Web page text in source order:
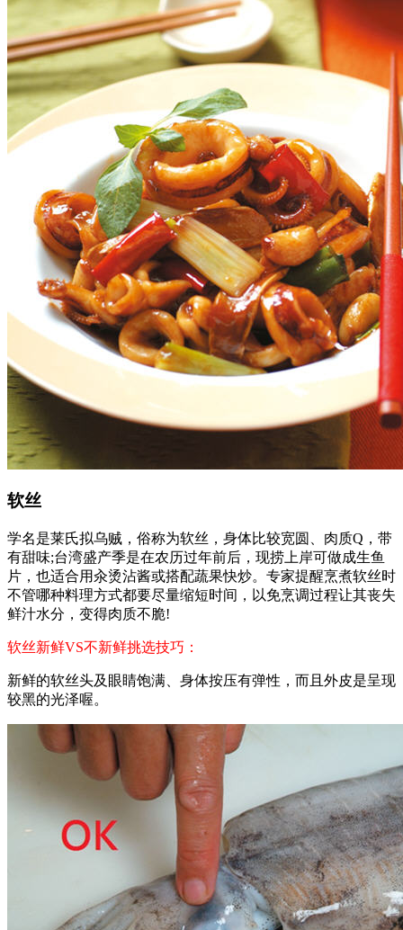
软丝
学名是莱氏拟乌贼，俗称为软丝，身体比较宽圆、肉质Q，带
有甜味;台湾盛产季是在农历过年前后，现捞上岸可做成生鱼
片，也适合用汆烫沾酱或搭配蔬果快炒。专家提醒烹煮软丝时
不管哪种料理方式都要尽量缩短时间，以免烹调过程让其丧失
鲜汁水分，变得肉质不脆!
软丝新鲜VS不新鲜挑选技巧：
新鲜的软丝头及眼睛饱满、身体按压有弹性，而且外皮是呈现
较黑的光泽喔。